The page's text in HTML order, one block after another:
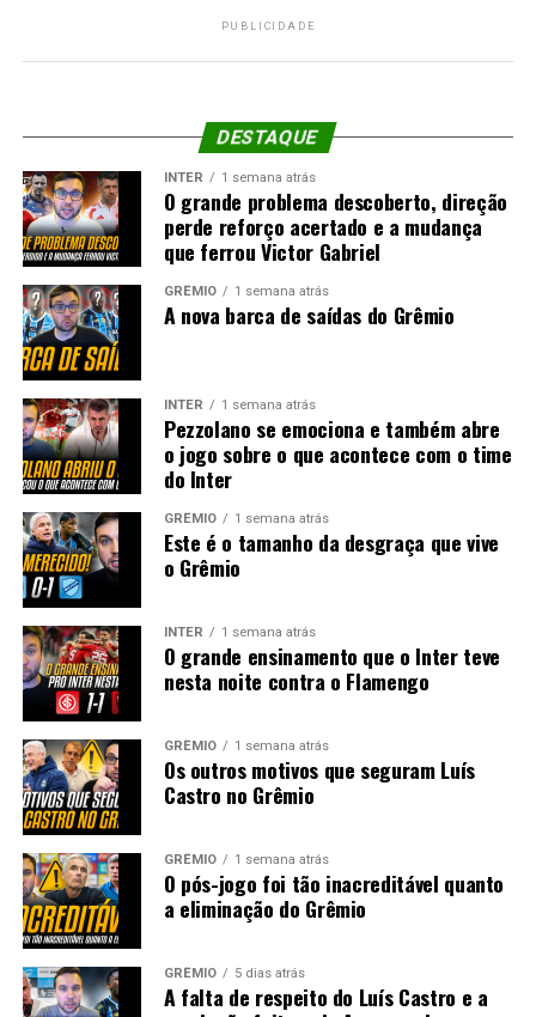
PUBLICIDADE
DESTAQUE
INTER 1 semana atrás
O grande problema descoberto, direção
perde reforço acertado e a mudança
que ferrou Victor Gabriel
GRÊMIO 1 semana atrás
A nova barca de saídas do Grêmio
INTER 1 semana atrás
Pezzolano se emociona e também abre
o jogo sobre o que acontece com o time
do Inter
GRÊMIO 1 semana atrás
Este é o tamanho da desgraça que vive
o Grêmio
INTER 1 semana atrás
O grande ensinamento que o Inter teve
nesta noite contra o Flamengo
GRÊMIO 1 semana atrás
Os outros motivos que seguram Luís
Castro no Grêmio
GRÊMIO 1 semana atrás
O pós-jogo foi tão inacreditável quanto
a eliminação do Grêmio
GRÊMIO 5 dias atrás
A falta de respeito do Luís Castro e a